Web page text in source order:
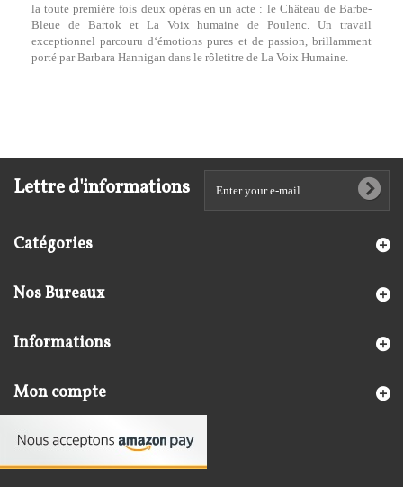
la toute première fois deux opéras en un acte : le Château de Barbe-
Bleue de Bartok et La Voix humaine de Poulenc. Un travail
exceptionnel parcouru d‘émotions pures et de passion, brillamment
porté par Barbara Hannigan dans le rôletitre de La Voix Humaine.
Lettre d'informations
Catégories
Nos Bureaux
Informations
Mon compte